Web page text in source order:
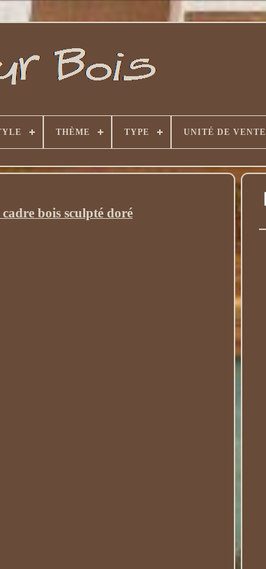
THÈME TYPE UNITÉ DE VENTE
bois sculpté doré